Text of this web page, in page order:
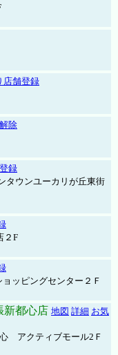
店舗登録
除
録
ウンユーカリが丘東街
２F
ッピングセンター２Ｆ
新都心店 地図 詳細 お気
アクティブモール2Ｆ